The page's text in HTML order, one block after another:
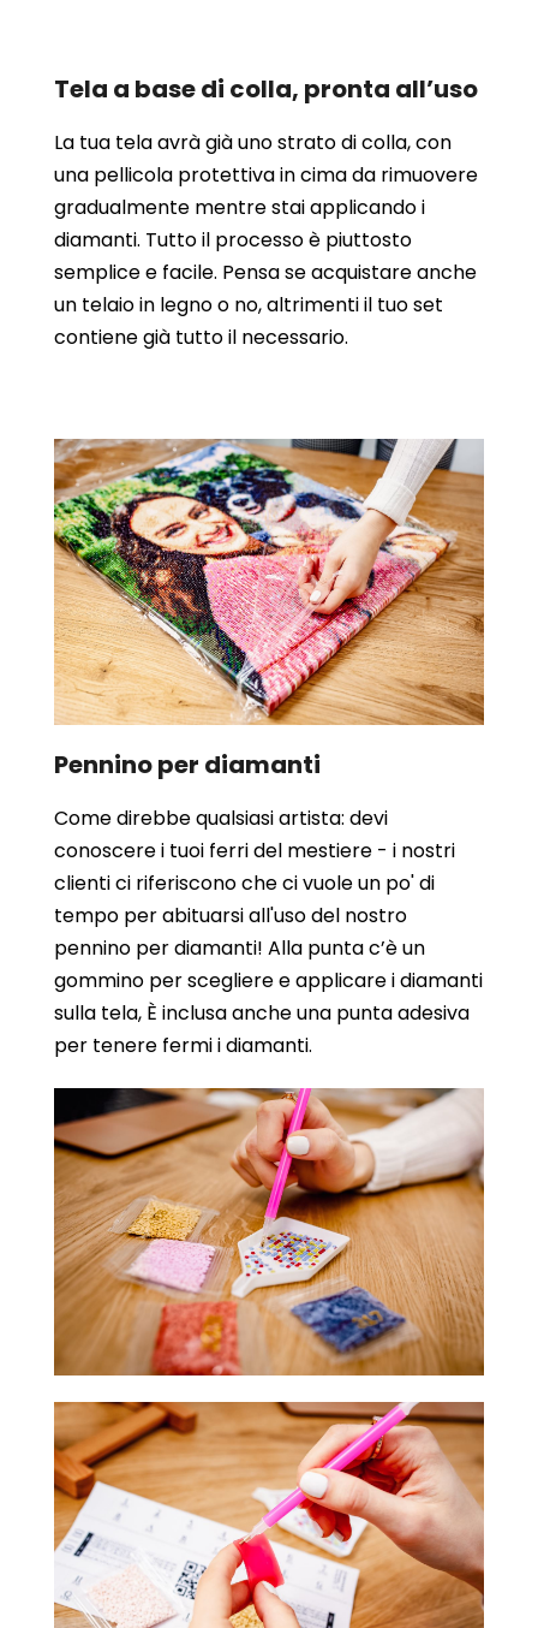
Tela a base di colla, pronta all’uso
La tua tela avrà già uno strato di colla, con
una pellicola protettiva in cima da rimuovere
gradualmente mentre stai applicando i
diamanti. Tutto il processo è piuttosto
semplice e facile. Pensa se acquistare anche
un telaio in legno o no, altrimenti il tuo set
contiene già tutto il necessario.
Pennino per diamanti
Come direbbe qualsiasi artista: devi
conoscere i tuoi ferri del mestiere - i nostri
clienti ci riferiscono che ci vuole un po' di
tempo per abituarsi all'uso del nostro
pennino per diamanti! Alla punta c’è un
gommino per scegliere e applicare i diamanti
sulla tela, È inclusa anche una punta adesiva
per tenere fermi i diamanti.